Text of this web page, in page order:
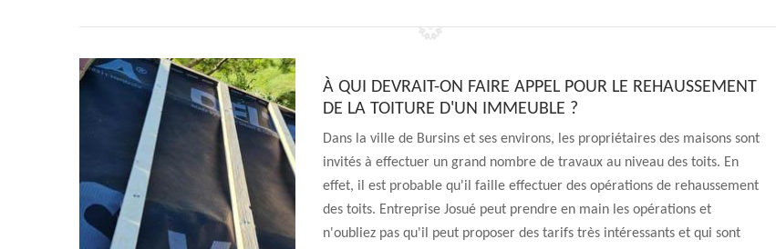
À QUI DEVRAIT-ON FAIRE APPEL POUR LE REHAUSSEMENT
DE LA TOITURE D'UN IMMEUBLE ?
Dans la ville de Bursins et ses environs, les propriétaires des maisons sont
invités à effectuer un grand nombre de travaux au niveau des toits. En
effet, il est probable qu'il faille effectuer des opérations de rehaussement
des toits. Entreprise Josué peut prendre en main les opérations et
n'oubliez pas qu'il peut proposer des tarifs très intéressants et qui sont